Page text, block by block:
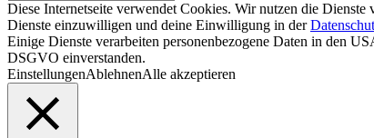
Diese Internetseite verwendet Cookies. Wir nutzen die
Dienste einzuwilligen und deine Einwilligung in der
Einige Dienste verarbeiten personenbezogene Daten in den
DSGVO einverstanden.
EinstellungenAblehnenAlle akzeptieren